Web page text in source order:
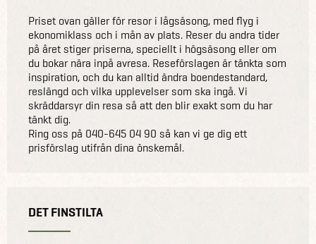
Priset ovan gäller för resor i lågsäsong, med flyg i
ekonomiklass och i mån av plats. Reser du andra tider
på året stiger priserna, speciellt i högsäsong eller om
du bokar nära inpå avresa. Reseförslagen är tänkta som
inspiration, och du kan alltid ändra boendestandard,
reslängd och vilka upplevelser som ska ingå. Vi
skräddarsyr din resa så att den blir exakt som du har
tänkt dig.
Ring oss på 040-645 04 90 så kan vi ge dig ett
prisförslag utifrån dina önskemål.
DET FINSTILTA